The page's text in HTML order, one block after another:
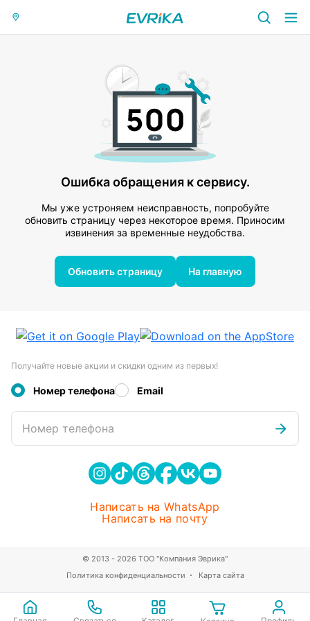
Ошибка обращения к сервису.
Мы уже устроняем неисправность, попробуйте
обновить страницу через некоторое время. Приносим
извинения за временные неудобства.
Обновить страницу На главную
Получайте новые акции и скидки одним из первых!
Номер телефона Email
Номер телефона
Написать на WhatsApp
Написать на почту
Политика конфиденциальности Карта сайта
© 2013 - 2026 ТОО "Компания Эврика"